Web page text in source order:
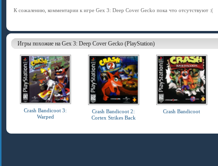
К сожалению, комментарии к игре Gex 3: Deep Cover Gecko пока что отсутствуют :(
Игры похожие на Gex 3: Deep Cover Gecko (PlayStation)
Crash Bandicoot 3:
Warped
Crash Bandicoot 2:
Cortex Strikes Back
Crash Bandicoot